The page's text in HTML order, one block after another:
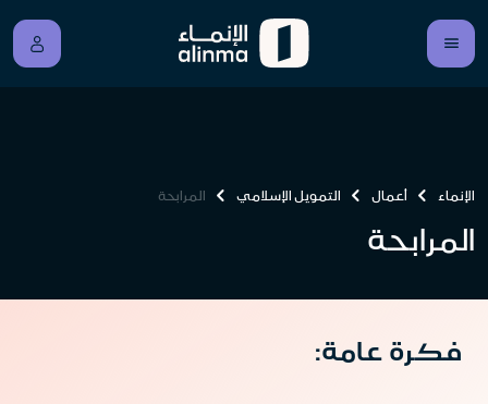
الإنماء أعمال التمويل الإسلامي المرابحة
المرابحة
فكرة عامة: